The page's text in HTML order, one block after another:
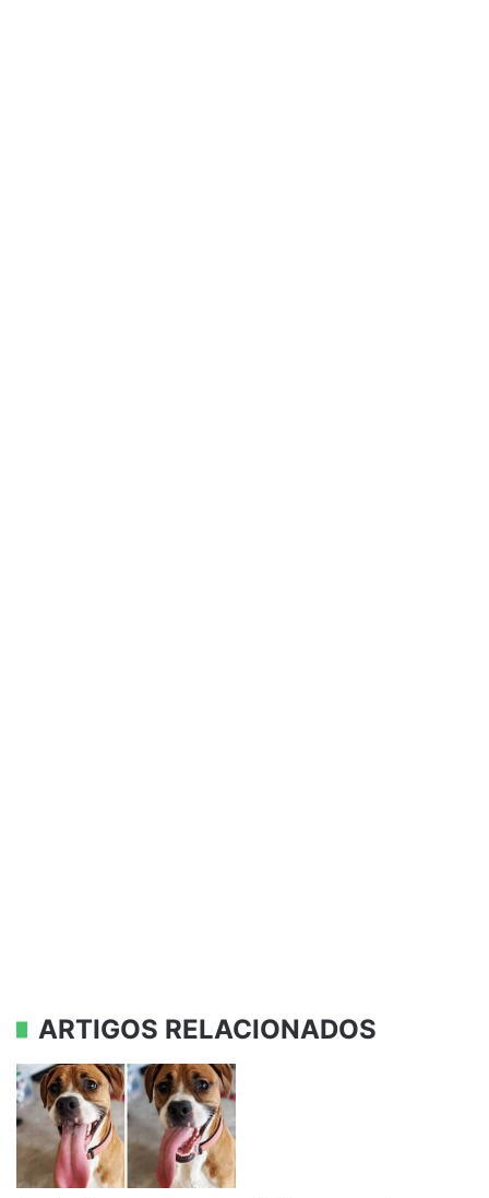
ARTIGOS RELACIONADOS